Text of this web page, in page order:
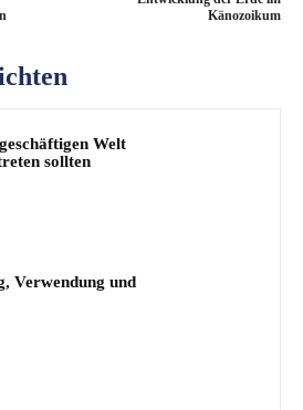
Känozoikum
Welt
sollten
Verwendung und